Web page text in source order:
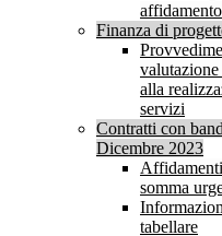
affidamento
Finanza di
alla
servizi
Contratti con
Dicembre 2023
somma
tabellare